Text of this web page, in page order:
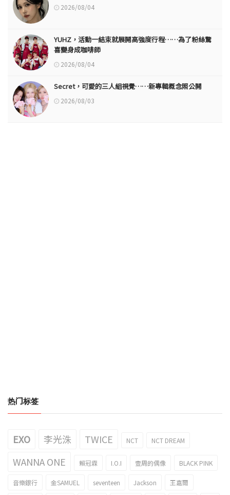
2026/08/04
YUHZ，活動一結束就展開高強度行程……為了粉絲驚
喜變身成咖啡師
2026/08/04
Secret，可愛的三人組視覺……新專輯概念照公開
2026/08/03
热门标签
EXO 李光洙 TWICE NCT NCT DREAM
WANNA ONE 賴冠霖 I.O.I 壹周的偶像 BLACK PINK
音樂銀行 金SAMUEL seventeen Jackson 王嘉爾